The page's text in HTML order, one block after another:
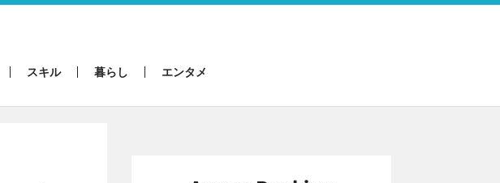
スキル 暮らし エンタメ